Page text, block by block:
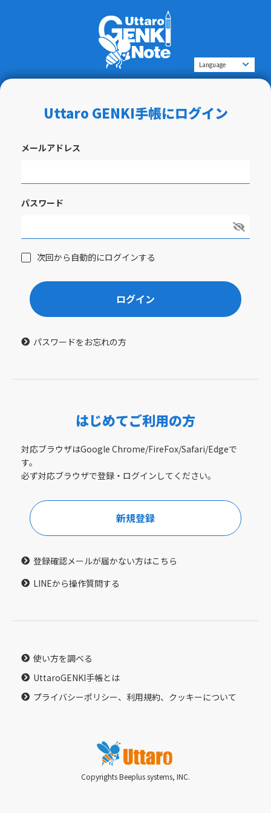
Uttaro GENKI手帳にログイン
メールアドレス
パスワード
次回から自動的にログインする
ログイン
パスワードをお忘れの方
はじめてご利用の方
対応ブラウザはGoogle Chrome/FireFox/Safari/Edgeで
す。
必ず対応ブラウザで登録・ログインしてください。
新規登録
登録確認メールが届かない方はこちら
LINEから操作質問する
使い方を調べる
UttaroGENKI手帳とは
プライバシーポリシー、利用規約、クッキーについて
Copyrights Beeplus systems, INC.